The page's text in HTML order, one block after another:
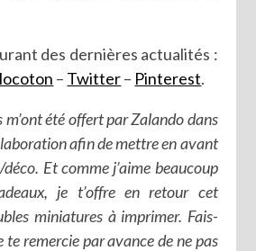
des dernières actualités :
– Twitter– Pinterest.
m’ont été offert par Zalando dans
afin de mettre en avant
Et comme j’aime beaucoup
je t’offre en retour cet
miniatures à imprimer. Fais-
te remercie par avance de ne pas